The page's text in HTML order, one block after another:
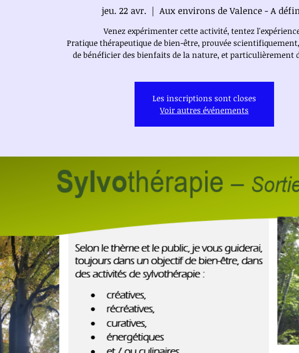
jeu. 22 avr.
  |
Aux environs de Valence - A
Venez expérimenter cette activité, tentez
Pratique thérapeutique de bien-être, prouvée
Les inscriptions sont closes
Voir autres événements